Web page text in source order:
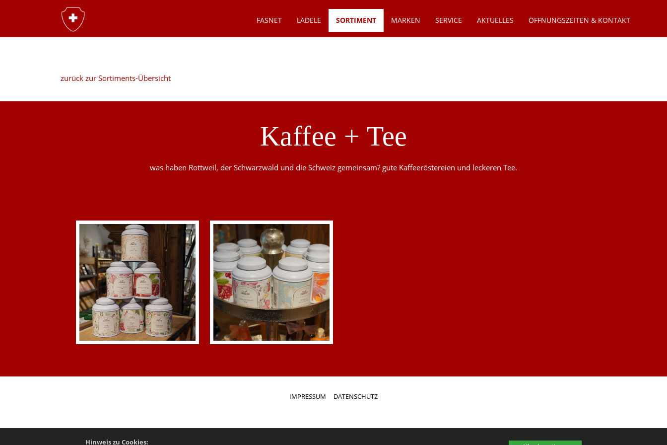
Hinweis zu Cookies:
FASNET LÄDELE SORTIMENT MARKEN SERVICE AKTUELLES ÖFFNUNGSZEITEN & KONTAKT
zurück zur Sortiments-Übersicht
Kaffee + Tee
was haben Rottweil, der Schwarzwald und die Schweiz gemeinsam? gute Kaffeeröstereien und leckeren Tee.
IMPRESSUM DATENSCHUTZ